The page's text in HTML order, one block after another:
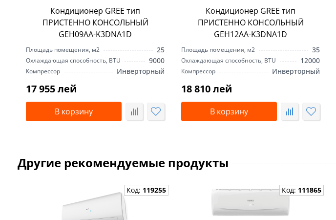
Кондиционер GREE тип
ПРИСТЕННО КОНСОЛЬНЫЙ
GEH09AA-K3DNA1D
Площадь помещения, м2 25
Охлаждающая способность, BTU 9000
Компрессор Инверторный
17 955 лей
В корзину
Кондиционер GREE тип
ПРИСТЕННО КОНСОЛЬНЫЙ
GEH12AA-K3DNA1D
Площадь помещения, м2 35
Охлаждающая способность, BTU 12000
Компрессор Инверторный
18 810 лей
В корзину
Другие рекомендуемые продукты
Код: 119255 Код: 111865